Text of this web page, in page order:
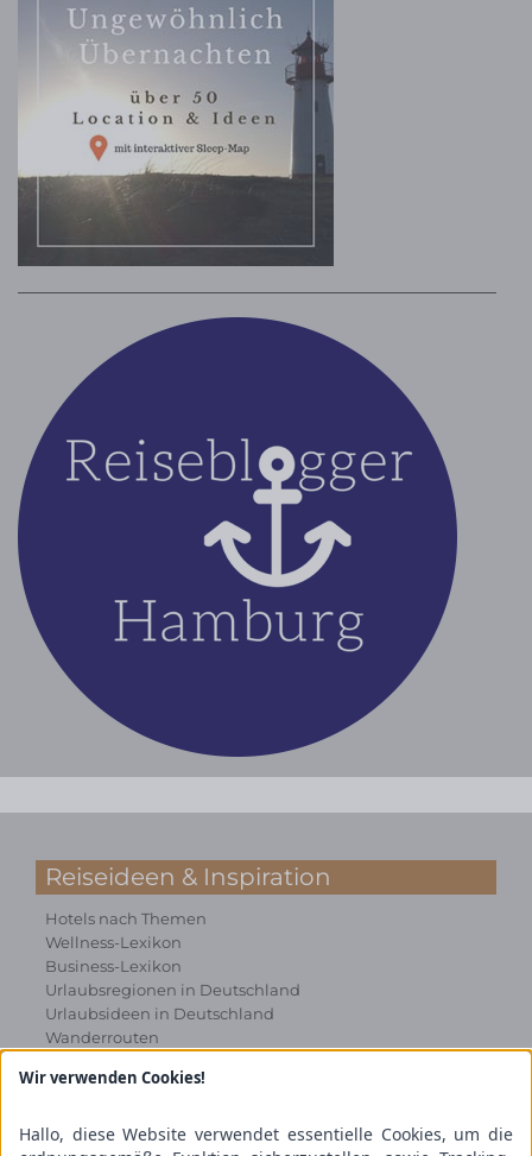
Reiseideen & Inspiration
Hotels nach Themen
Wellness-Lexikon
Business-Lexikon
Urlaubsregionen in Deutschland
Urlaubsideen in Deutschland
Wanderrouten
Kooperation & Zusammenarbeit
Kundenbereich
Wir verwenden Cookies!
Hallo, diese Website verwendet essentielle Cookies, um die